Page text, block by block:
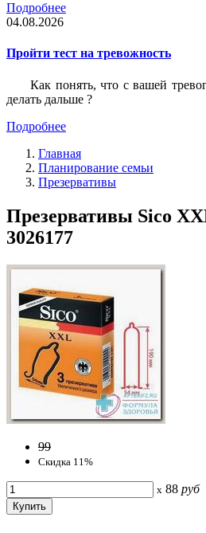
Подробнее
04.08.2026
Пройти тест на тревожность
Как понять, что с вашей
делать дальше ?
Подробнее
Главная
Планирование семьи
Презервативы
Презервативы Sico
3026177
99
Скидка 11%
x 88 руб